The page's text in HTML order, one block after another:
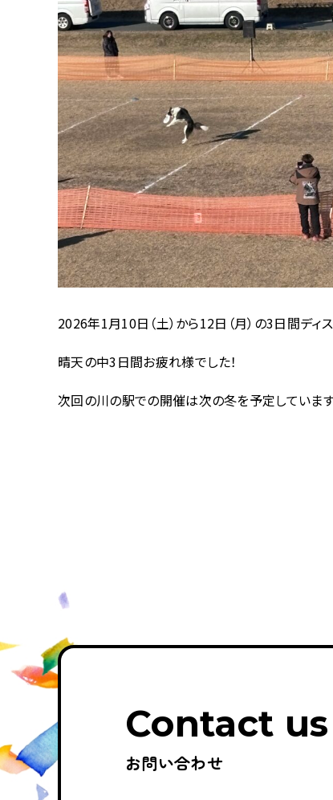
2026年1月10日（土）から12日（月）の3日間ディ
晴天の中3日間お疲れ様でした！
次回の川の駅での開催は次の冬を予定しています
Contact us
お問い合わせ